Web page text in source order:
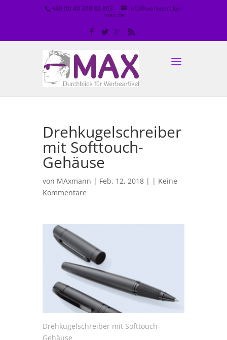
+49 (0) 40 370 82 863 info@werbeartikel-
max.de
Drehkugelschreiber
mit Softtouch-
Gehäuse
von MAxmann | Feb. 12, 2018 | | Keine
Kommentare
Drehkugelschreiber mit Softtouch-
Gehäuse